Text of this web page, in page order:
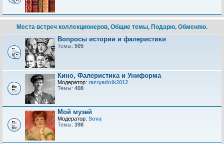
Места встреч коллекционеров, Общие темы, Подарю, Обменяю.
Вопросы истории и фалеристики
Темы: 505
Кино, Фалеристика и Униформа
Модератор: razryadnik2012
Темы: 408
Мой музей
Модератор: Sova
Темы: 398